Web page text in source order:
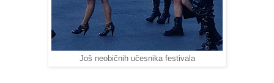
Još neobičnih učesnika festivala